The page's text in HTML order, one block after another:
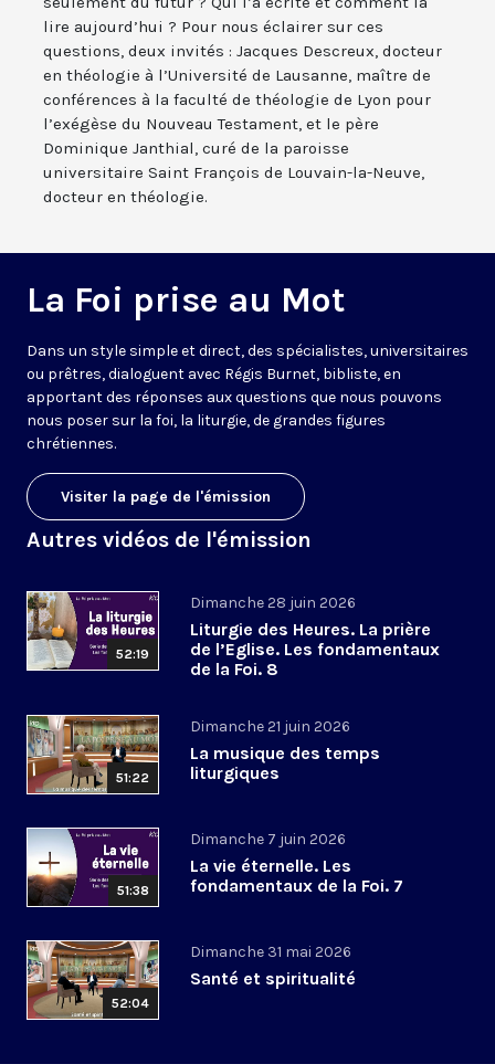
lire aujourd’hui ? Pour nous éclairer sur ces
questions, deux invités : Jacques Descreux, docteur
en théologie à l’Université de Lausanne, maître de
conférences à la faculté de théologie de Lyon pour
l’exégèse du Nouveau Testament, et le père
Dominique Janthial, curé de la paroisse
universitaire Saint François de Louvain-la-Neuve,
docteur en théologie.
La Foi prise au Mot
Dans un style simple et direct, des spécialistes, universitaires
ou prêtres, dialoguent avec Régis Burnet, bibliste, en
apportant des réponses aux questions que nous pouvons
nous poser sur la foi, la liturgie, de grandes figures
chrétiennes.
Visiter la page de l'émission
Autres vidéos de l'émission
52:19
Dimanche 28 juin 2026
Liturgie des Heures. La prière
de l’Eglise. Les fondamentaux
de la Foi. 8
51:22
Dimanche 21 juin 2026
La musique des temps
liturgiques
51:38
Dimanche 7 juin 2026
La vie éternelle. Les
fondamentaux de la Foi. 7
52:04
Dimanche 31 mai 2026
Santé et spiritualité